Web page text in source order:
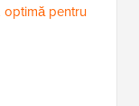
optimă pentru